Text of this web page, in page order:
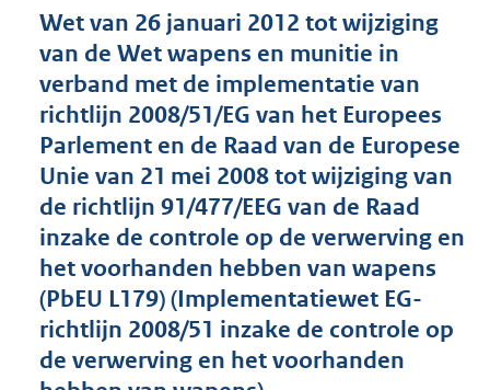
n
d
s
g
o
o
t
e
:
5
K
b
Wet van 26 januari 2012 tot wijziging
van de Wet wapens en munitie in
verband met de implementatie van
richtlijn 2008/51/EG van het Europees
Parlement en de Raad van de Europese
Unie van 21 mei 2008 tot wijziging van
de richtlijn 91/477/EEG van de Raad
inzake de controle op de verwerving en
het voorhanden hebben van wapens
(PbEU L179) (Implementatiewet EG-
richtlijn 2008/51 inzake de controle op
de verwerving en het voorhanden